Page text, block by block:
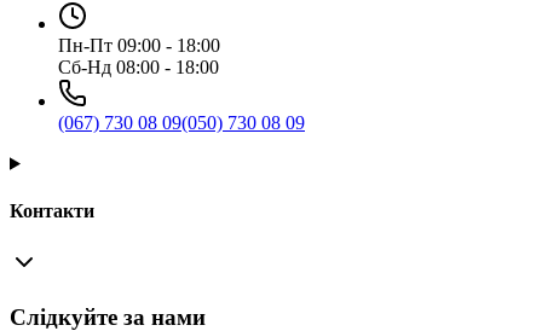
Пн-Пт 09:00 - 18:00
Сб-Нд 08:00 - 18:00
(067) 730 08 09(050) 730 08 09
Контакти
Слідкуйте за нами